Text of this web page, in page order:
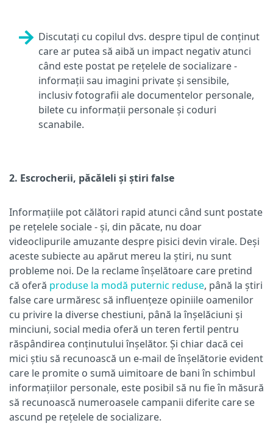
Discutați cu copilul dvs. despre tipul de conținut
care ar putea să aibă un impact negativ atunci
când este postat pe rețelele de socializare -
informații sau imagini private și sensibile,
inclusiv fotografii ale documentelor personale,
bilete cu informații personale și coduri
scanabile.
2. Escrocherii, păcăleli și știri false
Informațiile pot călători rapid atunci când sunt postate
pe rețelele sociale - și, din păcate, nu doar
videoclipurile amuzante despre pisici devin virale. Deși
aceste subiecte au apărut mereu la știri, nu sunt
probleme noi. De la reclame înșelătoare care pretind
că oferă produse la modă puternic reduse, până la știri
false care urmăresc să influențeze opiniile oamenilor
cu privire la diverse chestiuni, până la înșelăciuni și
minciuni, social media oferă un teren fertil pentru
răspândirea conținutului înșelător. Și chiar dacă cei
mici știu să recunoască un e-mail de înșelătorie evident
care le promite o sumă uimitoare de bani în schimbul
informațiilor personale, este posibil să nu fie în măsură
să recunoască numeroasele campanii diferite care se
ascund pe rețelele de socializare.